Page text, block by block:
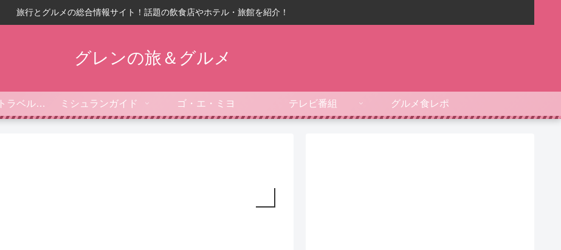
旅行とグルメの総合情報サイト！話題の飲食店やホテル・旅館を紹介！
グレンの旅＆グルメ
フォーブス・トラベルガイド ミシュランガイド ゴ・エ・ミヨ テレビ番組 グルメ食レポ